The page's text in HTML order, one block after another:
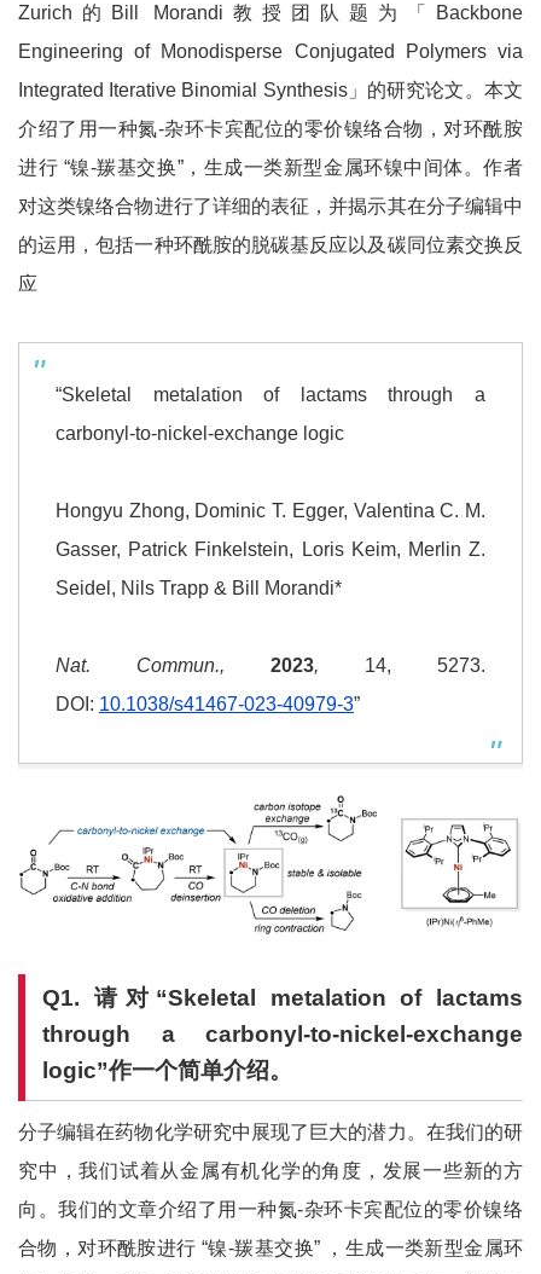
Zurich的Bill Morandi教授团队题为「Backbone
Engineering of Monodisperse Conjugated Polymers via
Integrated Iterative Binomial Synthesis」的研究论文。本文
介绍了用一种氮-杂环卡宾配位的零价镍络合物，对环酰胺
进行 “镍-羰基交换”，生成一类新型金属环镍中间体。作者
对这类镍络合物进行了详细的表征，并揭示其在分子编辑中
的运用，包括一种环酰胺的脱碳基反应以及碳同位素交换反
应
“Skeletal metalation of lactams through a
carbonyl-to-nickel-exchange logic
Hongyu Zhong, Dominic T. Egger, Valentina C. M.
Gasser, Patrick Finkelstein, Loris Keim, Merlin Z.
Seidel, Nils Trapp & Bill Morandi*
Nat. Commun., 2023, 14, 5273.
DOI: 10.1038/s41467-023-40979-3”
Q1. 请对 “Skeletal metalation of lactams
through a carbonyl-to-nickel-exchange
logic”作一个简单介绍。
分子编辑在药物化学研究中展现了巨大的潜力。在我们的研
究中，我们试着从金属有机化学的角度，发展一些新的方
向。我们的文章介绍了用一种氮-杂环卡宾配位的零价镍络
合物，对环酰胺进行 “镍-羰基交换” ，生成一类新型金属环